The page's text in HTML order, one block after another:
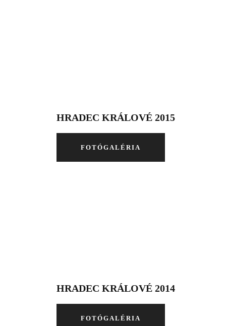
HRADEC KRÁLOVÉ 2015
FOTÓGALÉRIA
HRADEC KRÁLOVÉ 2014
FOTÓGALÉRIA